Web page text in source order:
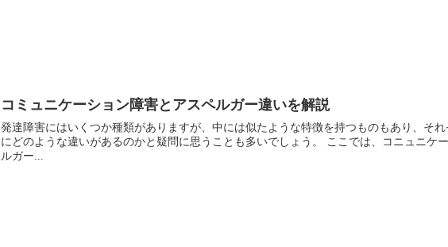
コミュニケーション障害とアスペルガー違いを解説
発達障害にはいくつか種類がありますが、中には似たような特徴を持つものもあり、そ
にどのような違いがあるのかと疑問に思うことも多いでしょう。 ここでは、コニュニケ
ルガー...